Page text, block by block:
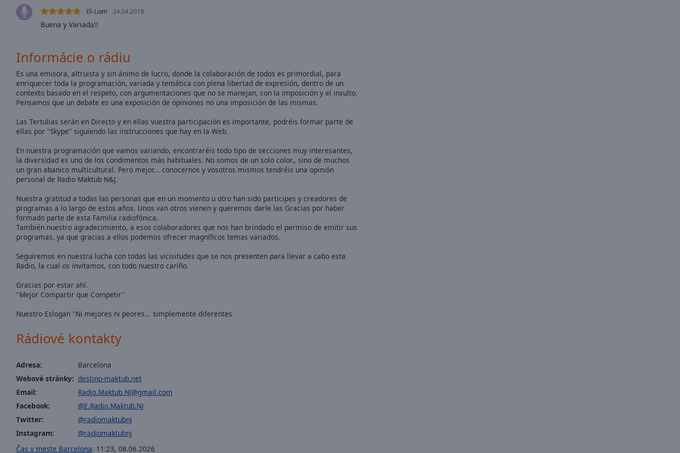
Opacity
Edge
Style
Font
Reset
Done
Close
Dialog
dialog
window.
Eli Liam 24.04.2018
Buena y Variada!!
Informácie o rádiu
Es una emisora, altruista y sin ánimo de lucro, donde la colaboración de todos es primordial, para
enriquecer toda la programación, variada y temática con plena libertad de expresión, dentro de un
contexto basado en el respeto, con argumentaciones que no se manejan, con la imposición y el insulto.
Pensamos que un debate es una exposición de opiniones no una imposición de las mismas.
Las Tertulias serán en Directo y en ellas vuestra participación es importante, podréis formar parte de
ellas por "Skype" siguiendo las instrucciones que hay en la Web.
En nuestra programación que vamos variando, encontraréis todo tipo de secciones muy interesantes,
la diversidad es uno de los condimentos más habituales. No somos de un solo color., sino de muchos
un gran abanico multicultural. Pero mejor... conocernos y vosotros mismos tendréis una opinión
personal de Radio Maktub N&J.
Nuestra gratitud a todas las personas que en un momento u otro han sido participes y creadores de
programas a lo largo de estos años. Unos van otros vienen y queremos darle las Gracias por haber
formado parte de esta Familia radiofónica.
También nuestro agradecimiento, a esos colaboradores que nos han brindado el permiso de emitir sus
programas, ya que gracias a ellos podemos ofrecer magníficos temas variados.
Seguiremos en nuestra lucha con todas las vicisitudes que se nos presenten para llevar a cabo esta
Radio, la cual os invitamos, con todo nuestro cariño.
Gracias por estar ahí.
"Mejor Compartir que Competir"
Nuestro Eslogan "Ni mejores ni peores... simplemente diferentes
Rádiové kontakty
Adresa:
Barcelona
Webové stránky: destino-maktub.net
Email:
Radio.Maktub.NJ@gmail.com
Facebook:
@E.Radio.Maktub.NJ
Twitter:
@radiomaktubnj
Instagram:
@radiomaktubnj
Čas v meste Barcelona: 11:23, 08.06.2026